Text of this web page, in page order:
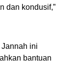
dan kondusif,”
ini
bantuan